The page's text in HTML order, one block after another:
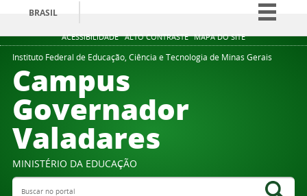
ACESSIBILIDADE ALTO CONTRASTE MAPA DO SITE
BRASIL
Simplifique!
Comunica BR
Instituto Federal de Educação, Ciência e Tecnologia de Minas Gerais
Campus
Governador
Valadares
MINISTÉRIO DA EDUCAÇÃO
Buscar no portal